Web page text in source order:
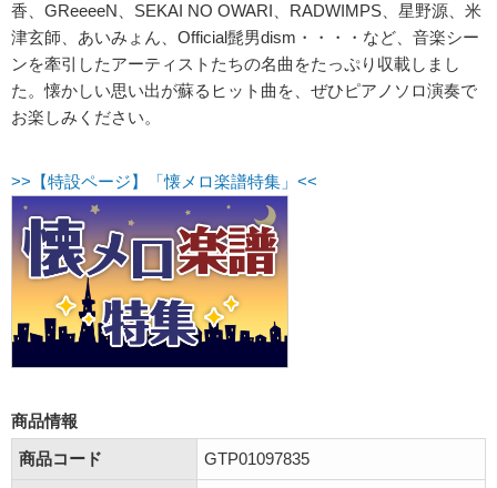
香、GReeeeN、SEKAI NO OWARI、RADWIMPS、星野源、米
津玄師、あいみょん、Official髭男dism・・・・など、音楽シー
ンを牽引したアーティストたちの名曲をたっぷり収載しまし
た。懐かしい思い出が蘇るヒット曲を、ぜひピアノソロ演奏で
お楽しみください。
>>【特設ページ】「懐メロ楽譜特集」<<
商品情報
商品コード
GTP01097835